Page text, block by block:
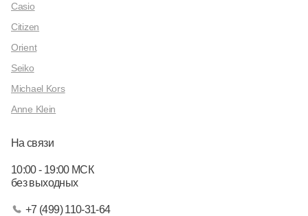
Casio
Citizen
Orient
Seiko
Michael Kors
Anne Klein
На связи
10:00 - 19:00 МСК
без выходных
+7 (499) 110-31-64